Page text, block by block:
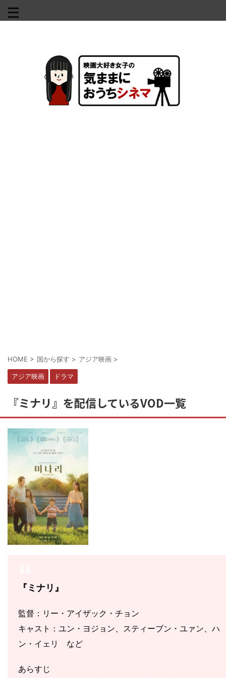
HOME > 国から探す > アジア映画 >
アジア映画 ドラマ
『ミナリ』を配信しているVOD一覧
『ミナリ』
監督：リー・アイザック・チョン
キャスト：ユン・ヨジョン、スティーブン・ユァン、ハ
ン・イェリ など
あらすじ